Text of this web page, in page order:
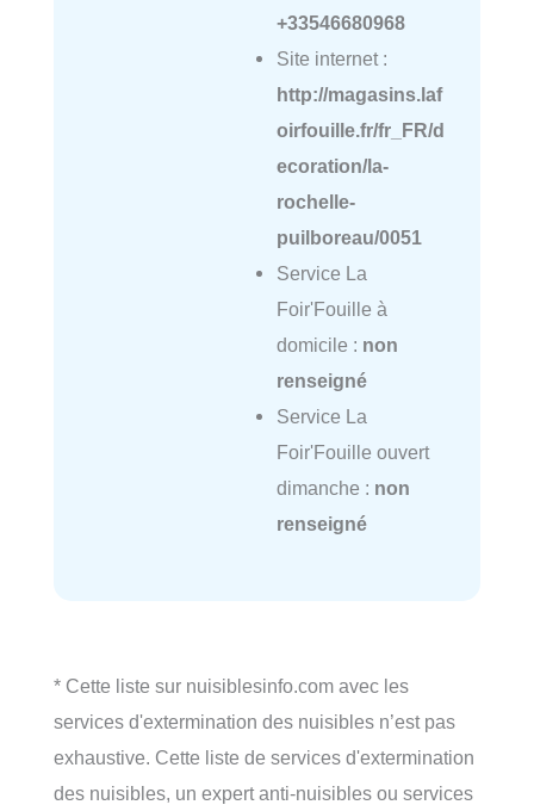
+33546680968
Site internet :
http://magasins.laf
oirfouille.fr/fr_FR/d
ecoration/la-
rochelle-
puilboreau/0051
Service La
Foir'Fouille à
domicile : non
renseigné
Service La
Foir'Fouille ouvert
dimanche : non
renseigné
* Cette liste sur nuisiblesinfo.com avec les
services d'extermination des nuisibles n’est pas
exhaustive. Cette liste de services d'extermination
des nuisibles, un expert anti-nuisibles ou services